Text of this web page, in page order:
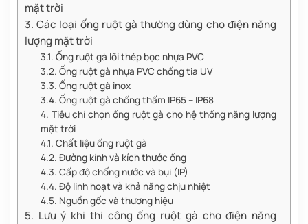
mặt trời
3. Các loại ống ruột gà thường dùng cho điện năng
lượng mặt trời
3.1. Ống ruột gà lõi thép bọc nhựa PVC
3.2. Ống ruột gà nhựa PVC chống tia UV
3.3. Ống ruột gà inox
3.4. Ống ruột gà chống thấm IP65 – IP68
4. Tiêu chí chọn ống ruột gà cho hệ thống năng lượng
mặt trời
4.1. Chất liệu ống ruột gà
4.2. Đường kính và kích thước ống
4.3. Cấp độ chống nước và bụi (IP)
4.4. Độ linh hoạt và khả năng chịu nhiệt
4.5. Nguồn gốc và thương hiệu
5. Lưu ý khi thi công ống ruột gà cho điện năng